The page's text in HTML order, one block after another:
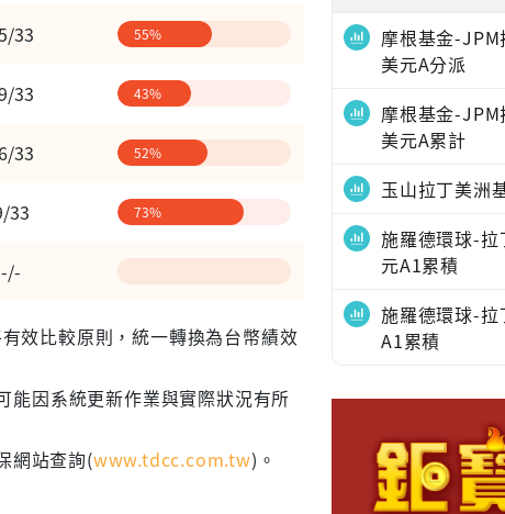
33 55%
33 43%
33 52%
33 73%
-/-
效比較原則，統一轉換為台幣績效
因系統更新作業與實際狀況有所
網站查詢(www.tdcc.com.tw)。
摩根基金-JPM
美元A分派
摩根基金-JPM
美元A累計
玉山拉丁美洲
施羅德環球-拉
元A1累積
施羅德環球-拉
A1累積